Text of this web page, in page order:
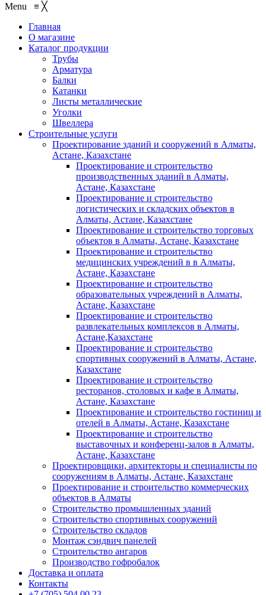
Menu ≡ ╳
Главная
О магазине
Каталог продукции
Трубы
Арматура
Балки
Катанки
Листы металлические
Уголки
Швеллера
Строительные услуги
Проектирование зданий и сооружений в Алматы,
Астане, Казахстане
Проектирование и строительство
производственных зданий в Алматы,
Астане, Казахстане
Проектирование и строительство
логистических и складских объектов в
Алматы, Астане, Казахстане
Проектирование и строительство торговых
объектов в Алматы, Астане, Казахстане
Проектирование и строительство
медицинских учреждений в в Алматы,
Астане, Казахстане
Проектирование и строительство
образовательных учреждений в Алматы,
Астане, Казахстане
Проектирование и строительство
развлекательных комплексов в Алматы,
Астане,Казахстане
Проектирование и строительство
спортивных сооружений в Алматы, Астане,
Казахстане
Проектирование и строительство
ресторанов, столовых и кафе в Алматы,
Астане, Казахстане
Проектирование и строительство гостиниц и
отелей в Алматы, Астане, Казахстане
Проектирование и строительство
выставочных и конференц-залов в Алматы,
Астане, Казахстане
Проектировщики, архитекторы и специалисты по
сооружениям в Алматы, Астане, Казахстане
Проектирование и строительство коммерческих
объектов в Алматы
Строительство промышленных зданий
Строительство спортивных сооружений
Строительство складов
Монтаж сэндвич панелей
Строительство ангаров
Производство гофробалок
Доставка и оплата
Контакты